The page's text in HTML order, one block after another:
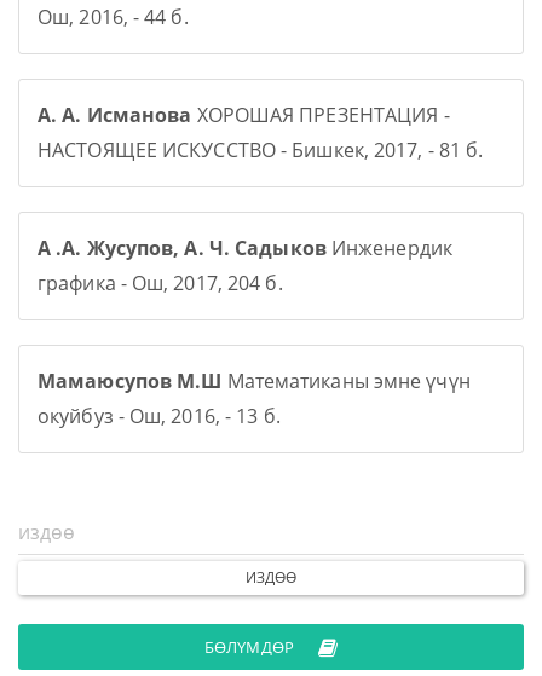
Ош, 2016, - 44 б.
А. А. Исманова ХОРОШАЯ ПРЕЗЕНТАЦИЯ -
НАСТОЯЩЕЕ ИСКУССТВО - Бишкек, 2017, - 81 б.
А .А. Жусупов, А. Ч. Садыков Инженердик
графика - Ош, 2017, 204 б.
Мамаюсупов М.Ш Математиканы эмне үчүн
окуйбуз - Ош, 2016, - 13 б.
ИЗДӨӨ
БӨЛҮМДӨР